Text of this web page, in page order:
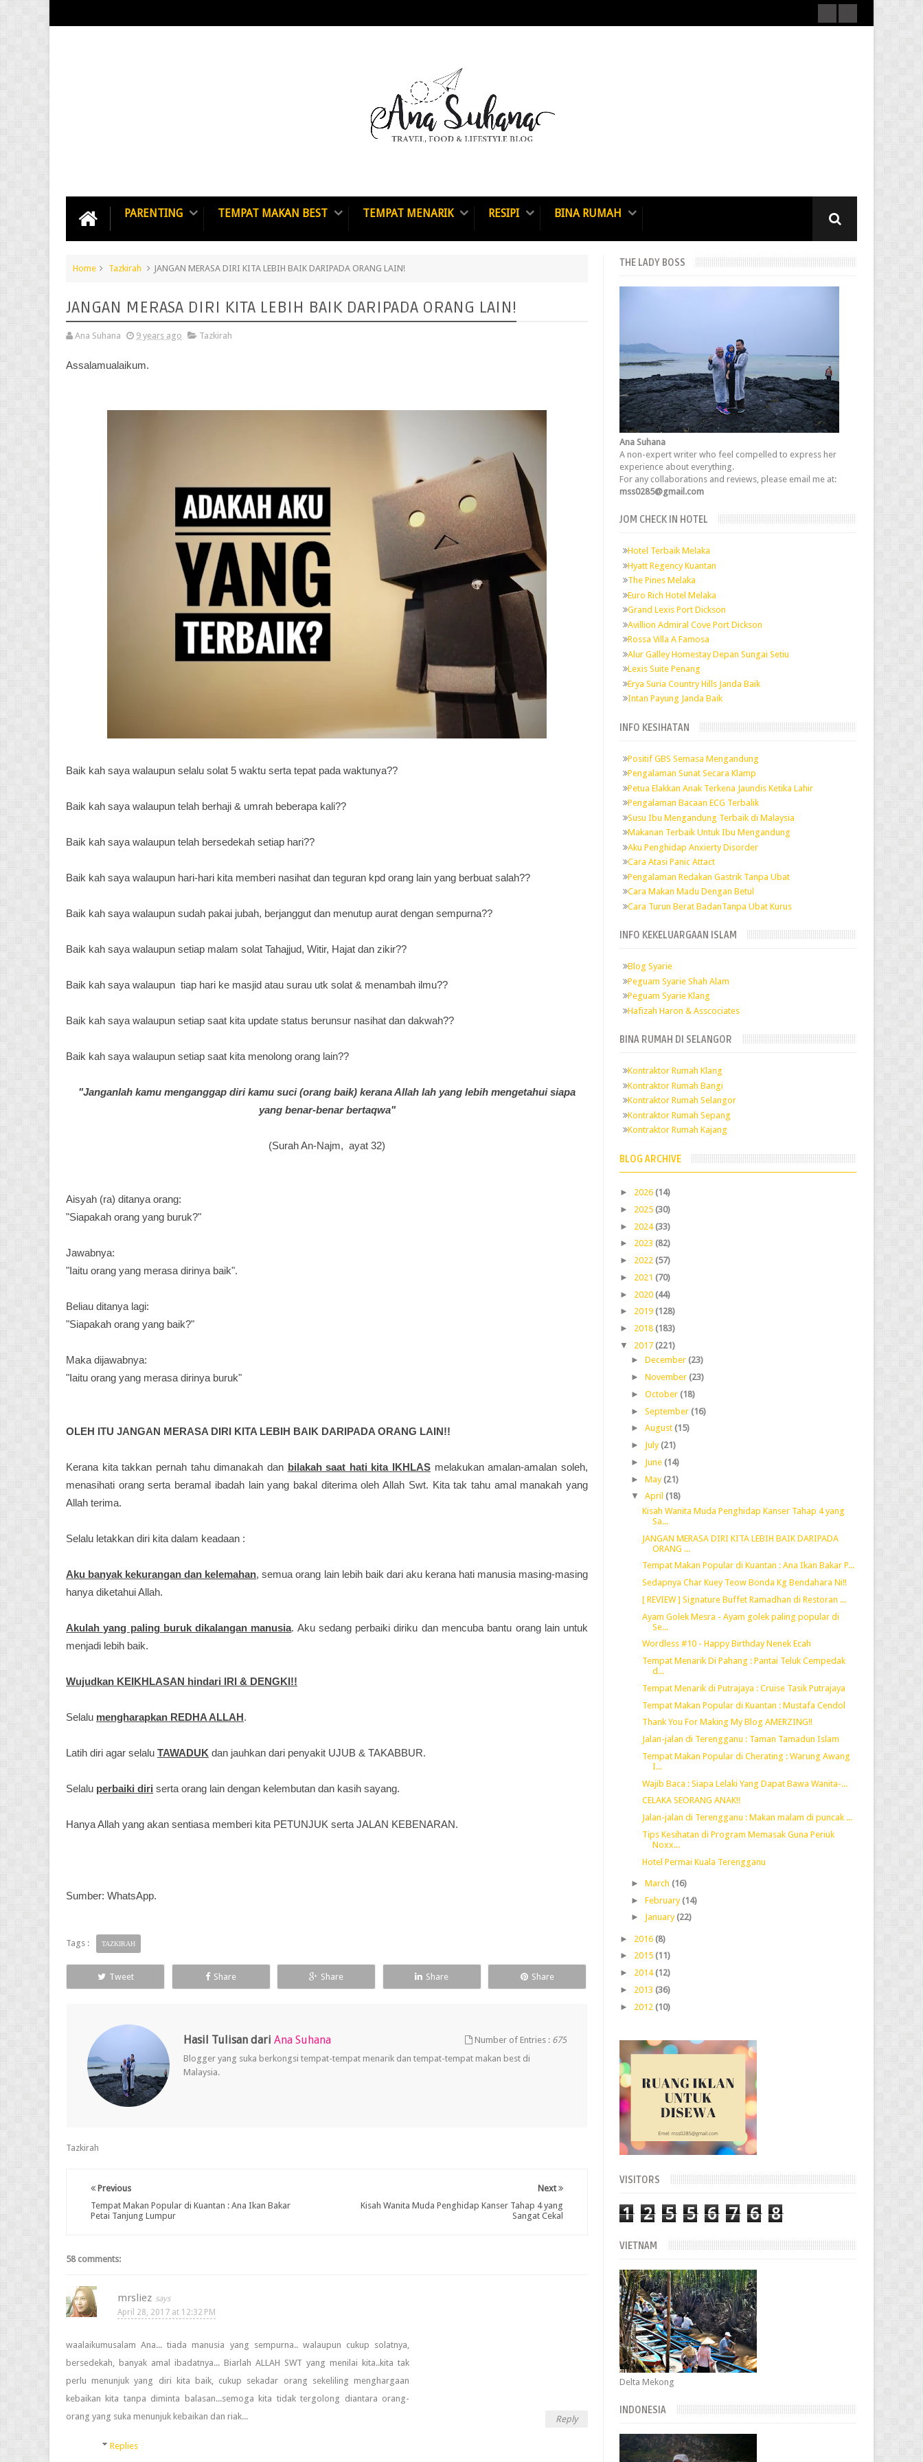
PARENTING TEMPAT MAKAN BEST TEMPAT MENARIK RESIPI BINA RUMAH
Home Tazkirah JANGAN MERASA DIRI KITA LEBIH BAIK DARIPADA ORANG LAIN!
JANGAN MERASA DIRI KITA LEBIH BAIK DARIPADA ORANG LAIN!
Ana Suhana 9 years ago Tazkirah
Assalamualaikum.
Baik kah saya walaupun selalu solat 5 waktu serta tepat pada waktunya??
Baik kah saya walaupun telah berhaji & umrah beberapa kali??
Baik kah saya walaupun telah bersedekah setiap hari??
Baik kah saya walaupun hari-hari kita memberi nasihat dan teguran kpd orang lain yang berbuat salah??
Baik kah saya walaupun sudah pakai jubah, berjanggut dan menutup aurat dengan sempurna??
Baik kah saya walaupun setiap malam solat Tahajjud, Witir, Hajat dan zikir??
Baik kah saya walaupun tiap hari ke masjid atau surau utk solat & menambah ilmu??
Baik kah saya walaupun setiap saat kita update status berunsur nasihat dan dakwah??
Baik kah saya walaupun setiap saat kita menolong orang lain??
"Janganlah kamu menganggap diri kamu suci (orang baik) kerana Allah lah yang lebih mengetahui siapa
yang benar-benar bertaqwa"
(Surah An-Najm, ayat 32)
Aisyah (ra) ditanya orang:
"Siapakah orang yang buruk?"
Jawabnya:
"Iaitu orang yang merasa dirinya baik".
Beliau ditanya lagi:
"Siapakah orang yang baik?"
Maka dijawabnya:
"Iaitu orang yang merasa dirinya buruk"
OLEH ITU JANGAN MERASA DIRI KITA LEBIH BAIK DARIPADA ORANG LAIN!!
Kerana kita takkan pernah tahu dimanakah dan bilakah saat hati kita IKHLAS melakukan amalan-amalan soleh,
menasihati orang serta beramal ibadah lain yang bakal diterima oleh Allah Swt. Kita tak tahu amal manakah yang
Allah terima.
Selalu letakkan diri kita dalam keadaan :
Aku banyak kekurangan dan kelemahan, semua orang lain lebih baik dari aku kerana hati manusia masing-masing
hanya diketahui Allah.
Akulah yang paling buruk dikalangan manusia. Aku sedang perbaiki diriku dan mencuba bantu orang lain untuk
menjadi lebih baik.
Wujudkan KEIKHLASAN hindari IRI & DENGKI!!
Selalu mengharapkan REDHA ALLAH.
Latih diri agar selalu TAWADUK dan jauhkan dari penyakit UJUB & TAKABBUR.
Selalu perbaiki diri serta orang lain dengan kelembutan dan kasih sayang.
Hanya Allah yang akan sentiasa memberi kita PETUNJUK serta JALAN KEBENARAN.
Sumber: WhatsApp.
Tags : TAZKIRAH
Tweet Share Share Share Share
Hasil Tulisan dari Ana Suhana Number of Entries : 675
Blogger yang suka berkongsi tempat-tempat menarik dan tempat-tempat makan best di
Malaysia.
Tazkirah
Next
Kisah Wanita Muda Penghidap Kanser Tahap 4 yang
Sangat Cekal
Previous
Tempat Makan Popular di Kuantan : Ana Ikan Bakar
Petai Tanjung Lumpur
58 comments:
mrsliez
April 28, 2017 at 12:32 PM
waalaikumusalam Ana... tiada manusia yang sempurna.. walaupun cukup solatnya,
bersedekah, banyak amal ibadatnya... Biarlah ALLAH SWT yang menilai kita..kita tak
perlu menunjuk yang diri kita baik, cukup sekadar orang sekeliling menghargaan
kebaikan kita tanpa diminta balasan...semoga kita tidak tergolong diantara orang-
orang yang suka menunjuk kebaikan dan riak...
Reply
Replies
THE LADY BOSS
Ana Suhana
A non-expert writer who feel compelled to express her
experience about everything.
For any collaborations and reviews, please email me at:
mss0285@gmail.com
JOM CHECK IN HOTEL
Hotel Terbaik Melaka
Hyatt Regency Kuantan
The Pines Melaka
Euro Rich Hotel Melaka
Grand Lexis Port Dickson
Avillion Admiral Cove Port Dickson
Rossa Villa A Famosa
Alur Galley Homestay Depan Sungai Setiu
Lexis Suite Penang
Erya Suria Country Hills Janda Baik
Intan Payung Janda Baik
INFO KESIHATAN
Positif GBS Semasa Mengandung
Pengalaman Sunat Secara Klamp
Petua Elakkan Anak Terkena Jaundis Ketika Lahir
Pengalaman Bacaan ECG Terbalik
Susu Ibu Mengandung Terbaik di Malaysia
Makanan Terbaik Untuk Ibu Mengandung
Aku Penghidap Anxierty Disorder
Cara Atasi Panic Attact
Pengalaman Redakan Gastrik Tanpa Ubat
Cara Makan Madu Dengan Betul
Cara Turun Berat BadanTanpa Ubat Kurus
INFO KEKELUARGAAN ISLAM
Blog Syarie
Peguam Syarie Shah Alam
Peguam Syarie Klang
Hafizah Haron & Asscociates
BINA RUMAH DI SELANGOR
Kontraktor Rumah Klang
Kontraktor Rumah Bangi
Kontraktor Rumah Selangor
Kontraktor Rumah Sepang
Kontraktor Rumah Kajang
BLOG ARCHIVE
► 2026 (14)
► 2025 (30)
► 2024 (33)
► 2023 (82)
► 2022 (57)
► 2021 (70)
► 2020 (44)
► 2019 (128)
► 2018 (183)
▼ 2017 (221)
► December (23)
► November (23)
► October (18)
► September (16)
► August (15)
► July (21)
► June (14)
► May (21)
▼ April (18)
Kisah Wanita Muda Penghidap Kanser Tahap 4 yang
Sa...
JANGAN MERASA DIRI KITA LEBIH BAIK DARIPADA
ORANG ...
Tempat Makan Popular di Kuantan : Ana Ikan Bakar P...
Sedapnya Char Kuey Teow Bonda Kg Bendahara Ni!!
[ REVIEW ] Signature Buffet Ramadhan di Restoran ...
Ayam Golek Mesra - Ayam golek paling popular di
Se...
Wordless #10 - Happy Birthday Nenek Ecah
Tempat Menarik Di Pahang : Pantai Teluk Cempedak
d...
Tempat Menarik di Putrajaya : Cruise Tasik Putrajaya
Tempat Makan Popular di Kuantan : Mustafa Cendol
Thank You For Making My Blog AMERZING!!
Jalan-jalan di Terengganu : Taman Tamadun Islam
Tempat Makan Popular di Cherating : Warung Awang
I...
Wajib Baca : Siapa Lelaki Yang Dapat Bawa Wanita-...
CELAKA SEORANG ANAK!!
Jalan-jalan di Terengganu : Makan malam di puncak ...
Tips Kesihatan di Program Memasak Guna Periuk
Noxx...
Hotel Permai Kuala Terengganu
► March (16)
► February (14)
► January (22)
► 2016 (8)
► 2015 (11)
► 2014 (12)
► 2013 (36)
► 2012 (10)
VISITORS
1 2 5 5 6 7 6 8
VIETNAM
Delta Mekong
INDONESIA